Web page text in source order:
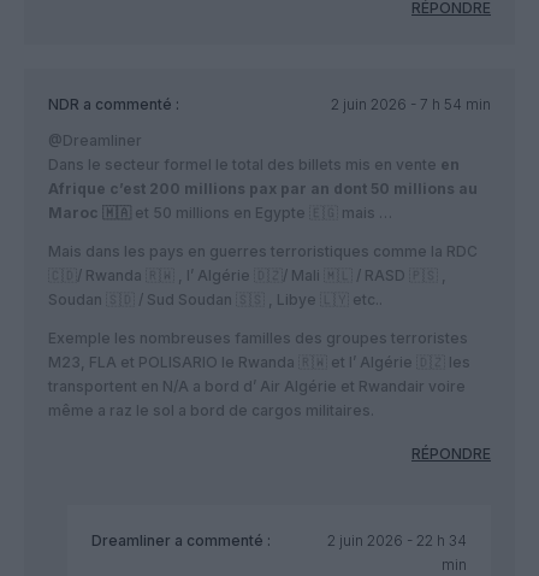
RÉPONDRE
NDR a commenté :
2 juin 2026 - 7 h 54 min
@Dreamliner
Dans le secteur formel le total des billets mis en vente en
Afrique c’est 200 millions pax par an dont 50 millions au
Maroc 🇲🇦 et 50 millions en Egypte 🇪🇬 mais …
Mais dans les pays en guerres terroristiques comme la RDC
🇨🇩/ Rwanda 🇷🇼 , l’ Algérie 🇩🇿/ Mali 🇲🇱 / RASD 🇵🇸 ,
Soudan 🇸🇩 / Sud Soudan 🇸🇸 , Libye 🇱🇾 etc..
Exemple les nombreuses familles des groupes terroristes
M23, FLA et POLISARIO le Rwanda 🇷🇼 et l’ Algérie 🇩🇿 les
transportent en N/A a bord d’ Air Algérie et Rwandair voire
même a raz le sol a bord de cargos militaires.
RÉPONDRE
Dreamliner a commenté :
2 juin 2026 - 22 h 34
min